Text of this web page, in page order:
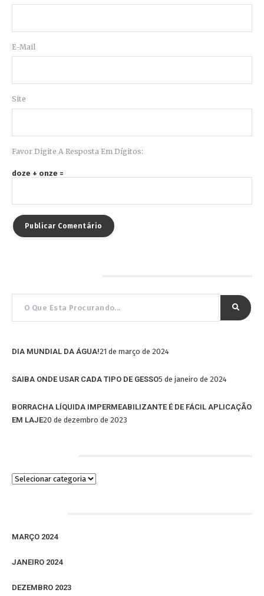
E-Mail
Site
Favor Digite A Resposta Em Dígitos:
doze + onze =
DIA MUNDIAL DA ÁGUA!21 de março de 2024
SAIBA ONDE USAR CADA TIPO DE GESSO5 de janeiro de 2024
BORRACHA LÍQUIDA IMPERMEABILIZANTE É DE FÁCIL APLICAÇÃO
EM LAJE20 de dezembro de 2023
MARÇO 2024
JANEIRO 2024
DEZEMBRO 2023